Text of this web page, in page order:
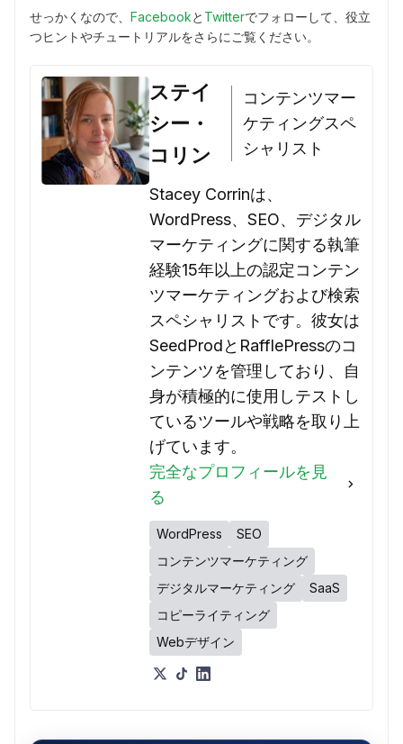
せっかくなので、 Facebookと Twitterでフォローして、役立
つヒントやチュートリアルをさらにご覧ください。
ステイ
シー・
コリン
コンテンツマー
ケティングスペ
シャリスト
Stacey Corrinは、
WordPress、SEO、デジタル
マーケティングに関する執筆
経験15年以上の認定コンテン
ツマーケティングおよび検索
スペシャリストです。彼女は
SeedProdとRafflePressのコ
ンテンツを管理しており、自
身が積極的に使用しテストし
ているツールや戦略を取り上
げています。
完全なプロフィールを見
る
WordPress
SEO
コンテンツマーケティング
デジタルマーケティング
SaaS
コピーライティング
Webデザイン